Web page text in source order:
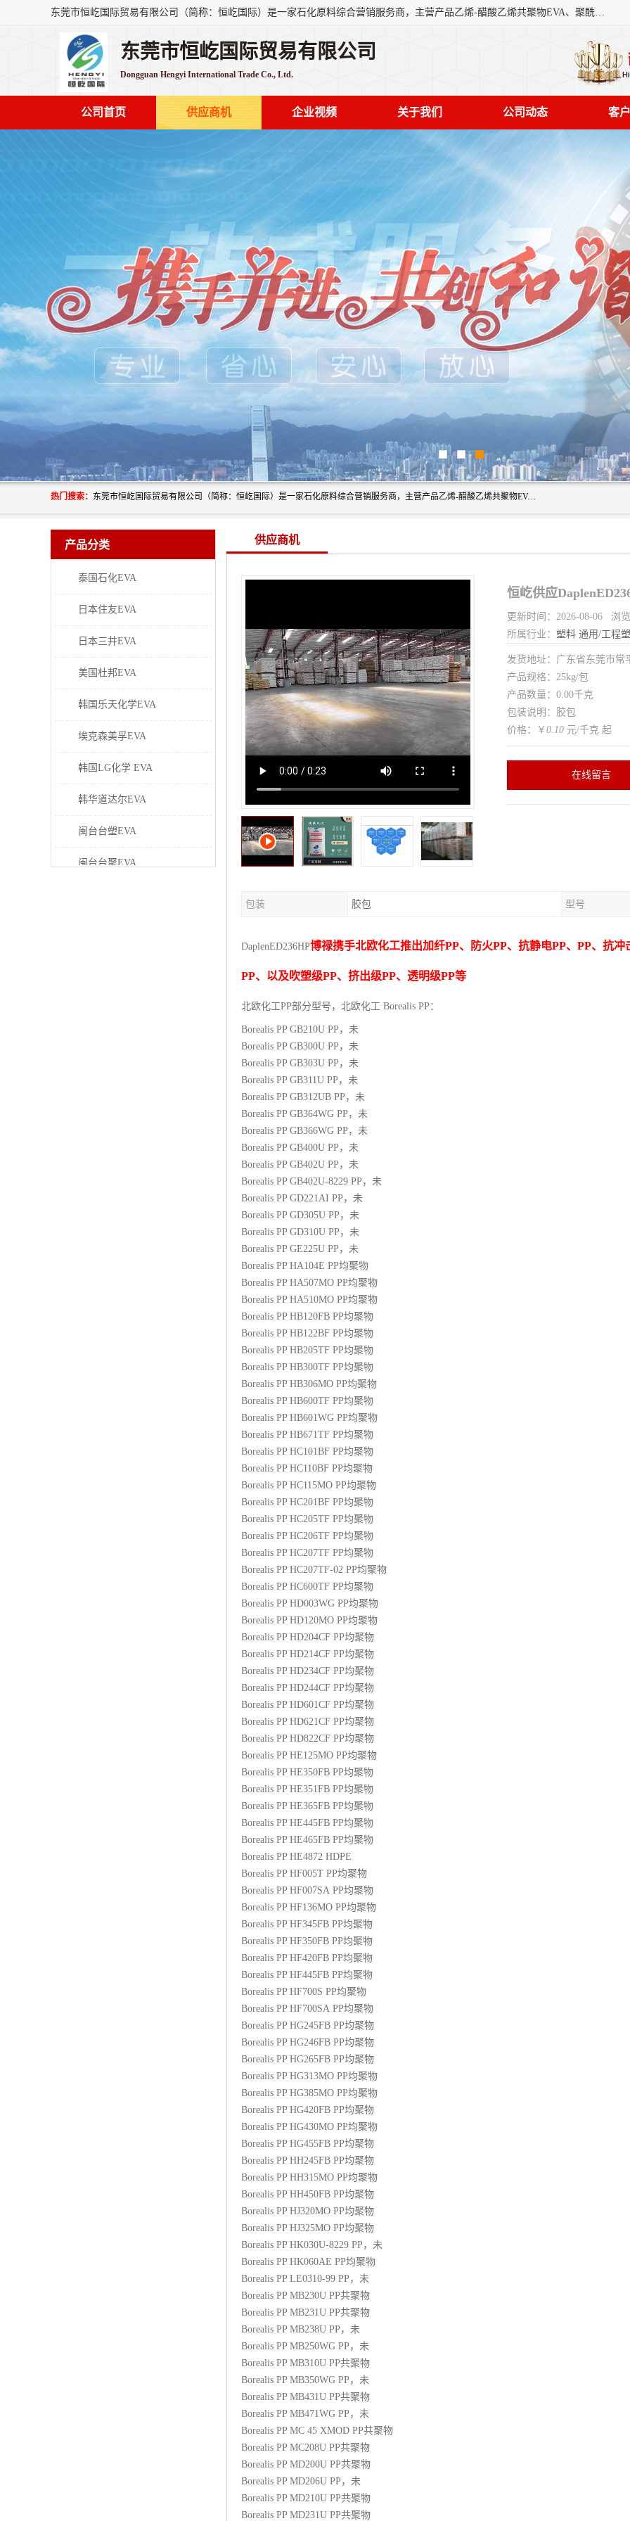
东莞市恒屹国际贸易有限公司（简称：恒屹国际）是一家石化原料综合营销服务商，主营产品乙烯-醋酸乙烯共聚物EVA、聚酰胺PA（尼龙）、醚酯型热塑弹性体TPEE等，公司秉承以市场为导向的战略思想，致力于大宗石化原料在中国市场的营销服务业务，为客户提供一站式的全面服务。
东莞市恒屹国际贸易有限公司
Dongguan Hengyi International Trade Co., Ltd.
公司首页 供应商机 企业视频 关于我们 公司动态 客
热门搜索： 东莞市恒屹国际贸易有限公司（简称：恒屹国际）是一家石化原料综合营销服务商，主营产品乙烯-醋酸乙烯共聚物EVA、聚酰胺PA（尼龙）、醚酯型热塑弹性体TPEE等，公司秉承以市场为导向的战略思想，致力于大宗石化原料在中国市场的营销服务业务，为客户提供一站式的全面服务。
产品分类
泰国石化EVA
日本住友EVA
日本三井EVA
美国杜邦EVA
韩国乐天化学EVA
埃克森美孚EVA
韩国LG化学 EVA
韩华道达尔EVA
闽台台塑EVA
闽台台聚EVA
供应商机
恒屹供应
更新时间：2026-08-06 浏
所属行业： 塑料 通用/工程
发货地址：广东省东莞市常
产品规格：25kg/包
产品数量：0.00千克
包装说明：胶包
价格：￥ 0.10 元/千克 起
在线留言
包装 胶包 型号
DaplenED236HP博禄携手北欧化工推出加纤PP、防火PP、抗静电PP、 PP、抗冲
PP、以及吹塑级PP、挤出级PP、透明级PP等
北欧化工PP部分型号，北欧化工 Borealis PP：
Borealis PP GB210U PP ，未
Borealis PP GB300U PP ，未
Borealis PP GB303U PP ，未
Borealis PP GB311U PP ，未
Borealis PP GB312UB PP ，未
Borealis PP GB364WG PP ，未
Borealis PP GB366WG PP ，未
Borealis PP GB400U PP ，未
Borealis PP GB402U PP ，未
Borealis PP GB402U-8229 PP ，未
Borealis PP GD221AI PP ，未
Borealis PP GD305U PP ，未
Borealis PP GD310U PP ，未
Borealis PP GE225U PP ，未
Borealis PP HA104E PP均聚物
Borealis PP HA507MO PP均聚物
Borealis PP HA510MO PP均聚物
Borealis PP HB120FB PP均聚物
Borealis PP HB122BF PP均聚物
Borealis PP HB205TF PP均聚物
Borealis PP HB300TF PP均聚物
Borealis PP HB306MO PP均聚物
Borealis PP HB600TF PP均聚物
Borealis PP HB601WG PP均聚物
Borealis PP HB671TF PP均聚物
Borealis PP HC101BF PP均聚物
Borealis PP HC110BF PP均聚物
Borealis PP HC115MO PP均聚物
Borealis PP HC201BF PP均聚物
Borealis PP HC205TF PP均聚物
Borealis PP HC206TF PP均聚物
Borealis PP HC207TF PP均聚物
Borealis PP HC207TF-02 PP均聚物
Borealis PP HC600TF PP均聚物
Borealis PP HD003WG PP均聚物
Borealis PP HD120MO PP均聚物
Borealis PP HD204CF PP均聚物
Borealis PP HD214CF PP均聚物
Borealis PP HD234CF PP均聚物
Borealis PP HD244CF PP均聚物
Borealis PP HD601CF PP均聚物
Borealis PP HD621CF PP均聚物
Borealis PP HD822CF PP均聚物
Borealis PP HE125MO PP均聚物
Borealis PP HE350FB PP均聚物
Borealis PP HE351FB PP均聚物
Borealis PP HE365FB PP均聚物
Borealis PP HE445FB PP均聚物
Borealis PP HE465FB PP均聚物
Borealis PP HE4872 HDPE
Borealis PP HF005T PP均聚物
Borealis PP HF007SA PP均聚物
Borealis PP HF136MO PP均聚物
Borealis PP HF345FB PP均聚物
Borealis PP HF350FB PP均聚物
Borealis PP HF420FB PP均聚物
Borealis PP HF445FB PP均聚物
Borealis PP HF700S PP均聚物
Borealis PP HF700SA PP均聚物
Borealis PP HG245FB PP均聚物
Borealis PP HG246FB PP均聚物
Borealis PP HG265FB PP均聚物
Borealis PP HG313MO PP均聚物
Borealis PP HG385MO PP均聚物
Borealis PP HG420FB PP均聚物
Borealis PP HG430MO PP均聚物
Borealis PP HG455FB PP均聚物
Borealis PP HH245FB PP均聚物
Borealis PP HH315MO PP均聚物
Borealis PP HH450FB PP均聚物
Borealis PP HJ320MO PP均聚物
Borealis PP HJ325MO PP均聚物
Borealis PP HK030U-8229 PP ，未
Borealis PP HK060AE PP均聚物
Borealis PP LE0310-99 PP ，未
Borealis PP MB230U PP共聚物
Borealis PP MB231U PP共聚物
Borealis PP MB238U PP ，未
Borealis PP MB250WG PP ，未
Borealis PP MB310U PP共聚物
Borealis PP MB350WG PP ，未
Borealis PP MB431U PP共聚物
Borealis PP MB471WG PP ，未
Borealis PP MC 45 XMOD PP共聚物
Borealis PP MC208U PP共聚物
Borealis PP MD200U PP共聚物
Borealis PP MD206U PP ，未
Borealis PP MD210U PP共聚物
Borealis PP MD231U PP共聚物